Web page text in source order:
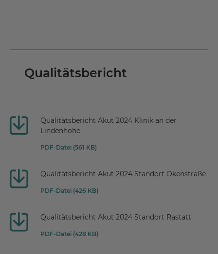
Qualitätsbericht
Qualitätsbericht Akut 2024 Klinik an der
Lindenhöhe
PDF-Datei (561 KB)
Qualitätsbericht Akut 2024 Standort Okenstraße
PDF-Datei (426 KB)
Qualitätsbericht Akut 2024 Standort Rastatt
PDF-Datei (428 KB)